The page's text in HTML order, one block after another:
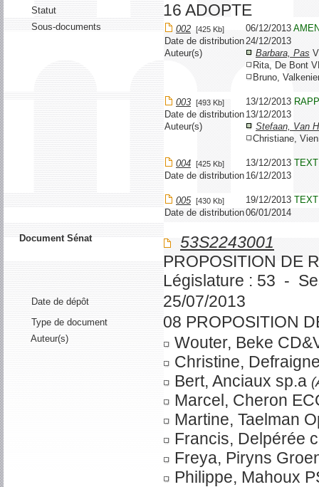
Statut 16 ADOPTE
Sous-documents 002 [425 Kb] 06/12/2013
Date de distribution24/12/2013
Auteur(s)
Barbara, Pas
Rita, De Bont
Bruno,
003 [493 Kb] 13/12/2013
Date de distribution 13/12/2013
Auteur(s)
Stefaan, Van
Christiane,
004 [425 Kb] 13/12/2013
Date de distribution 16/12/2013
005 [430 Kb] 19/12/2013
Date de distribution06/01/2014
Document Sénat
53S2243001
PROPOSITION DE
Législature : 53 -
Date de dépôt 25/07/2013
Type de document 08 PROPOSITION
Auteur(s)
Wouter, Beke
Christine,
Bert, Anciaux sp.a
Marcel, Cheron
Martine, Taelman
Francis, Delpérée
Freya, Piryns
Philippe, Mahoux